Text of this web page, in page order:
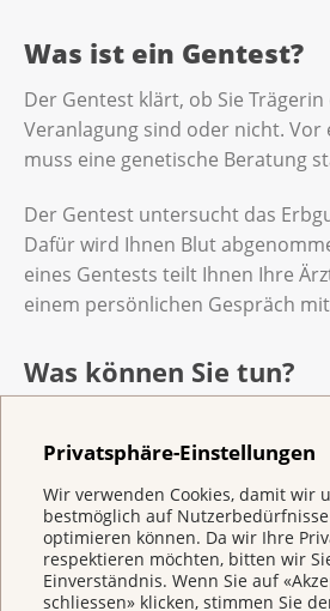
Privatsphäre-Einstellungen
Wir verwenden Cookies, damit wir
bestmöglich auf
optimieren können. Da wir Ihre
respektieren möchten, bitten wir
Einverständnis. Wenn Sie auf
schliessen» klicken, stimmen Sie
Was ist ein Gentest?
Der Gentest klärt, ob Sie
Veranlagung sind oder nicht. Vor
muss eine genetische Beratung
Der Gentest untersucht das
Dafür wird Ihnen Blut
eines Gentests teilt Ihnen Ihre
einem persönlichen Gespräch
Was können Sie tun?
Ihnen die Ärztin oder der Arzt
Der Arzt bespricht mit Ihnen, in
wie häufig die Massnahmen
Ziel der Massnahmen ist, Krebs